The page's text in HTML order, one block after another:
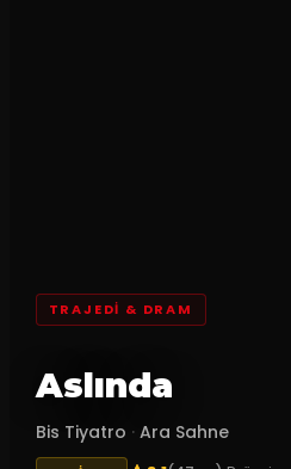
TRAJEDI & DRAM
Aslında
Bis Tiyatro · Ara Sahne